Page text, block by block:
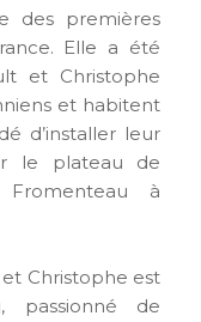
des premières
Elle a été
et Christophe
et habitent
d’installer leur
le plateau de
à
Christophe est
passionné de